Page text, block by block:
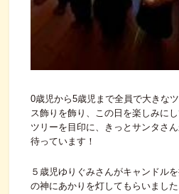
0歳児から5歳児まで全員で大きな
ス飾りを飾り、この日を楽しみに
ツリーを目印に、きっとサンタさ
待っています！
５歳児ゆりぐみさんがキャンドル
の神にあかりを灯してもらいまし